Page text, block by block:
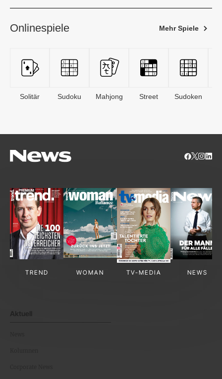
Onlinespiele Mehr Spiele
Solitär Sudoku Mahjong Street Sudoken
TREND WOMAN TV-MEDIA NEWS